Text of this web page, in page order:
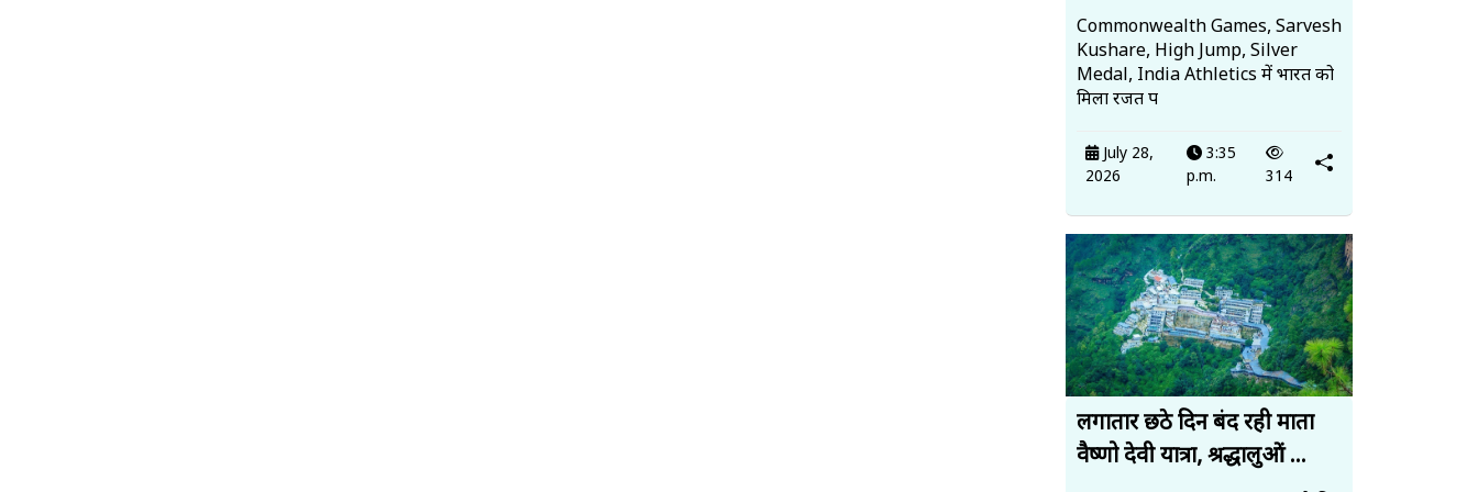
Commonwealth Games, Sarvesh
Kushare, High Jump, Silver
Medal, India Athletics में भारत को
मिला रजत प
July 28,
2026
3:35
p.m.
314
लगातार छठे दिन बंद रही माता
वैष्णो देवी यात्रा, श्रद्धालुओं ...